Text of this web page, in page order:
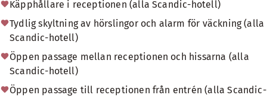
Käpphållare i receptionen (alla Scandic-hotell)
Tydlig skyltning av hörslingor och alarm för väckning (alla
Scandic-hotell)
Öppen passage mellan receptionen och hissarna (alla
Scandic-hotell)
Öppen passage till receptionen från entrén (alla Scandic-